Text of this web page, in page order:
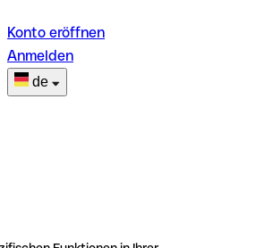
Konto eröffnen
Anmelden
de